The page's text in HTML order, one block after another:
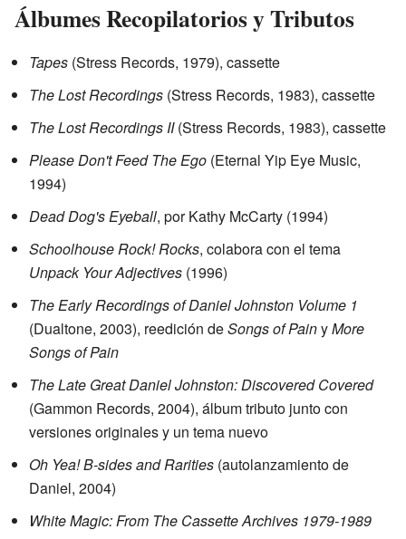
Álbumes Recopilatorios y Tributos
Tapes (Stress Records, 1979), cassette
The Lost Recordings (Stress Records, 1983), cassette
The Lost Recordings II(Stress Records, 1983), cassette
Please Don't Feed The Ego (Eternal Yip Eye Music,
1994)
Dead Dog's Eyeball, por Kathy McCarty (1994)
Schoolhouse Rock! Rocks, colabora con el tema
Unpack Your Adjectives (1996)
The Early Recordings of Daniel Johnston Volume 1
(Dualtone, 2003), reedición deSongs of PainyMore
Songs of Pain
The Late Great Daniel Johnston: Discovered Covered
(Gammon Records, 2004), álbum tributo junto con
versiones originales y un tema nuevo
Oh Yea! B-sides and Rarities (autolanzamiento de
Daniel, 2004)
White Magic: From The Cassette Archives 1979-1989